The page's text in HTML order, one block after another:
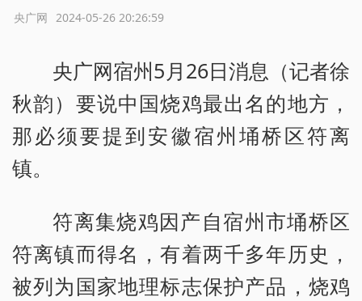
2024-05-26 20:26:59
央广网
央广网宿州5月26日消息（记者徐
秋韵）要说中国烧鸡最出名的地方，
那必须要提到安徽宿州埇桥区符离
镇。
符离集烧鸡因产自宿州市埇桥区
符离镇而得名，有着两千多年历史，
被列为国家地理标志保护产品，烧鸡